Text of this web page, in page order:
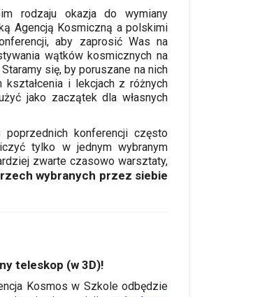
rodzaju okazja do wymiany
Agencją Kosmiczną a polskimi
aby zaprosić Was na
wątków kosmicznych na
się, by poruszane na nich
kształcenia i lekcjach z różnych
jako zaczątek dla własnych
poprzednich konferencji często
tylko w jednym wybranym
zwarte czasowo warsztaty,
wybranych przez siebie
teleskop (w 3D)!
Kosmos w Szkole odbędzie